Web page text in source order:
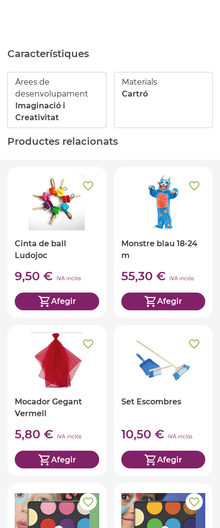
Característiques
Àrees de
desenvolupament
Imaginació i
Creativitat
Materials
Cartró
Productes relacionats
Cinta de ball
Ludojoc
9,50 € IVA inclòs
Afegir
Monstre blau 18-24
m
55,30 € IVA inclòs
Afegir
Mocador Gegant
Vermell
5,80 € IVA inclòs
Afegir
Set Escombres
10,50 € IVA inclòs
Afegir